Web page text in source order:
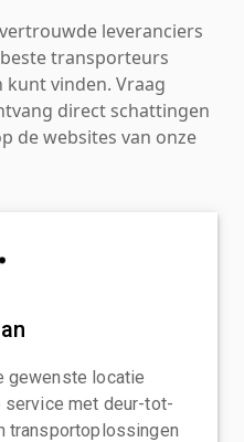
leveranciers
transporteurs
vinden. Vraag
direct schattingen
de websites van onze
gewenste locatie
met deur-tot-
transportoplossingen